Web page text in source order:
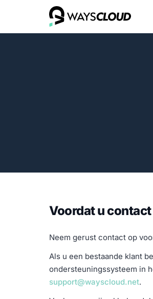
Voordat u
Neem gerust contact op
Als u een bestaande klant
ondersteuningssysteem in
support@wayscloud.net.